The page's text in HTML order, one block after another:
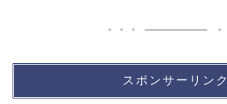
スポンサーリンク